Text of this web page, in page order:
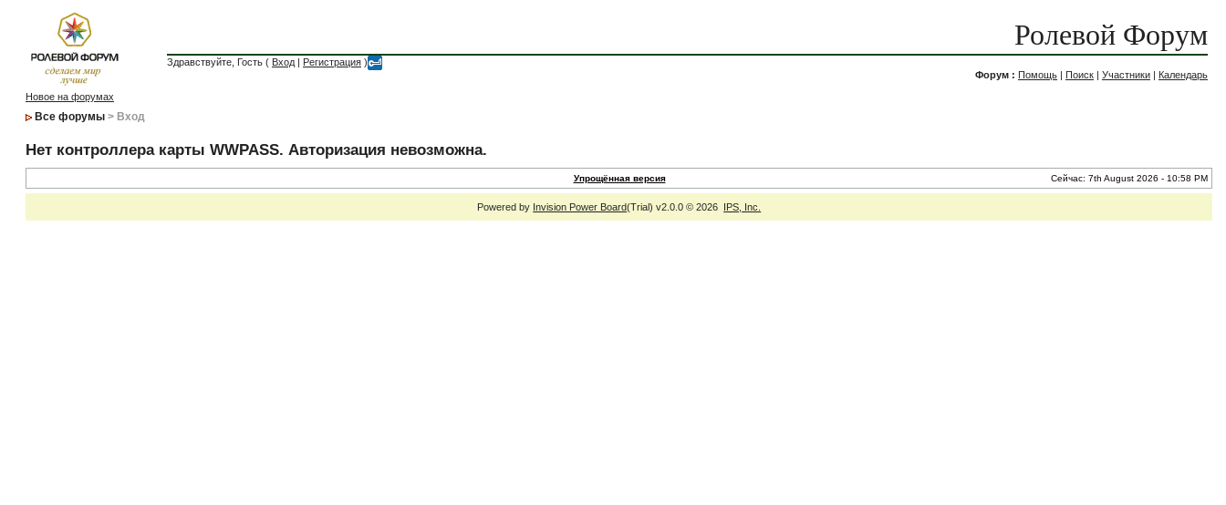
Ролевой Форум
Здравствуйте, Гость ( Вход | Регистрация )
Форум : Помощь | Поиск | Участники | Календарь
Новое на форумах
Все форумы > Вход
Нет контроллера карты WWPASS. Авторизация невозможна.
Упрощённая версия Сейчас: 7th August 2026 - 10:58 PM
Powered by Invision Power Board(Trial) v2.0.0 © 2026 IPS, Inc.